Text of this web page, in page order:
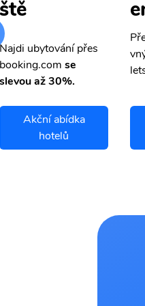
ště
Najdi ubytování přes
booking.com se
slevou až 30%.
Akční abídka
hotelů